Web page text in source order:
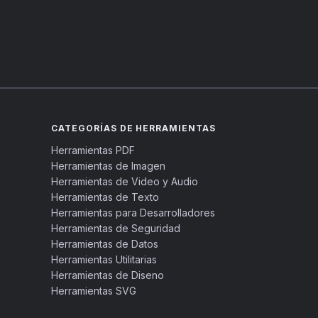
CATEGORÍAS DE HERRAMIENTAS
Herramientas PDF
Herramientas de Imagen
Herramientas de Video y Audio
Herramientas de Texto
Herramientas para Desarrolladores
Herramientas de Seguridad
Herramientas de Datos
Herramientas Utilitarias
Herramientas de Diseno
Herramientas SVG